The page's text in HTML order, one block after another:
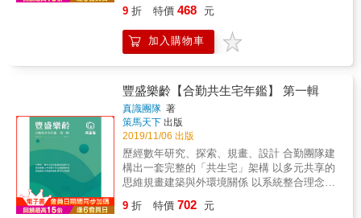
析，試題解讀。透析建築考題與建築設計練習
書，淬鍊出建築師的養成祕密。 & ｜最新增量
& 阿傑秘密補課｜ 96年~108年「敷地計畫與都
己的建築計畫。 & 本書特色 & ★作者「阿傑」
從自己通過建築師考試，到成立讀書會，協助
數百人考上建築師，多年來不斷研究考題，備
有心得 ★將作者的祕密筆記延伸為第一本建築
設計練習書，適合所有想考建築師執照的人。
★內含設計練習題，及建築人考前必讀的衝刺
祕笈。 ★初版好評不斷，增修版都市設計、敷
地計畫精益求精，以饗讀者。
凡的氣度，人們稱他「花崗石般的腦袋，水晶
建築史，也是一部現代建築大師的簡明傳記。
& 4. 本書是著名的建築大師童寯先生積多年之
力，經反復修改而寫成的一部西方現代建築簡
幾代建築師都曾受惠於這部小書。 &
安的「假建築」；而假之所以為假，不只因為
其作品中如紙片翻飛的建築語言，而是陸希傑
太誠實地道破了建築的本質： 空間本鍛造的視
假。 陸希傑，1989年東海大學建築系畢業，
1993年取得英國AA建築聯盟碩士學位，成為第
一位從AA畢業的臺灣人，並進入指導老師
Raoul Bunschoten的事務所擔任設計師。回國
後成立CJ STUDIO，除建築及室內設計之外，
亦涉足傢具設計、產品設計等相關研究開發。
曾入選為美國室內設計雜誌INTERIOR
DESIGN 75週年特集中「五位具潛力設計師」
之一、TID Award十大室內設計師等多項殊榮。
9 折 特價 468 元
加入購物車
豐盛樂齡【合勤共生宅年鑑】 第一輯
真識團隊 著
策馬天下 出版
2019/11/06 出版
歷經數年研究、探索、規畫、設計 合勤團隊建
構出一套完整的「共生宅」架構 以多元共享的
思維規畫建築與外環境關係 以系統整合理念經
齡長者各方面的需求將在此獲得滿足 這正是
9 折 特價 702 元